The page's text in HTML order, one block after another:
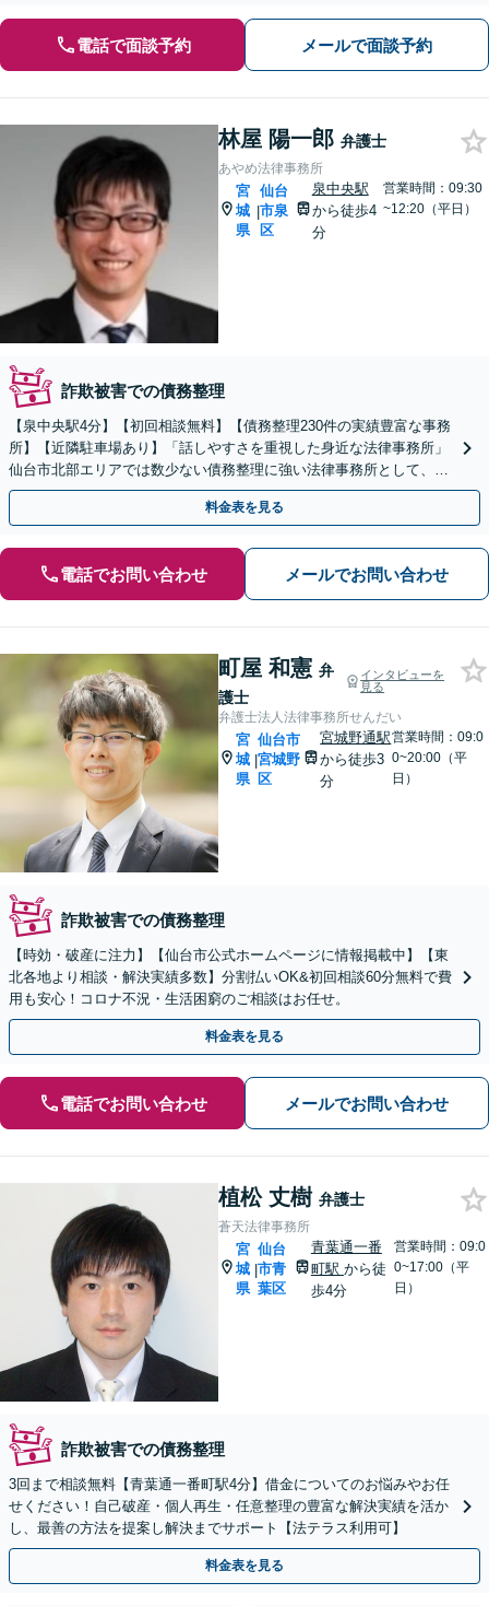
電話で面談予約 メールで面談予約
林屋 陽一郎 弁護士
あやめ法律事務所
宮
城
県
|
仙台
市泉
区
泉中央駅
から徒歩4
分
営業時間：09:30
~12:20（平日）
詐欺被害での債務整理
【泉中央駅4分】【初回相談無料】【債務整理230件の実績豊富な事務
所】【近隣駐車場あり】「話しやすさを重視した身近な法律事務所」
仙台市北部エリアでは数少ない債務整理に強い法律事務所として、地
域の皆さまの経済的再出発を全力で応援いたします。
料金表を見る
電話でお問い合わせ メールでお問い合わせ
町屋 和憲 弁
護士
インタビューを
見る
弁護士法人法律事務所せんだい
宮
城
県
|
仙台市
宮城野
区
宮城野通駅
から徒歩3
分
営業時間：09:0
0~20:00（平
日）
詐欺被害での債務整理
【時効・破産に注力】【仙台市公式ホームページに情報掲載中】【東
北各地より相談・解決実績多数】分割払いOK&初回相談60分無料で費
用も安心！コロナ不況・生活困窮のご相談はお任せ。
料金表を見る
電話でお問い合わせ メールでお問い合わせ
植松 丈樹 弁護士
蒼天法律事務所
宮
城
県
|
仙台
市青
葉区
青葉通一番
町駅 から徒
歩4分
営業時間：09:0
0~17:00（平
日）
詐欺被害での債務整理
3回まで相談無料【青葉通一番町駅4分】借金についてのお悩みやお任
せください！自己破産・個人再生・任意整理の豊富な解決実績を活か
し、最善の方法を提案し解決までサポート【法テラス利用可】
料金表を見る